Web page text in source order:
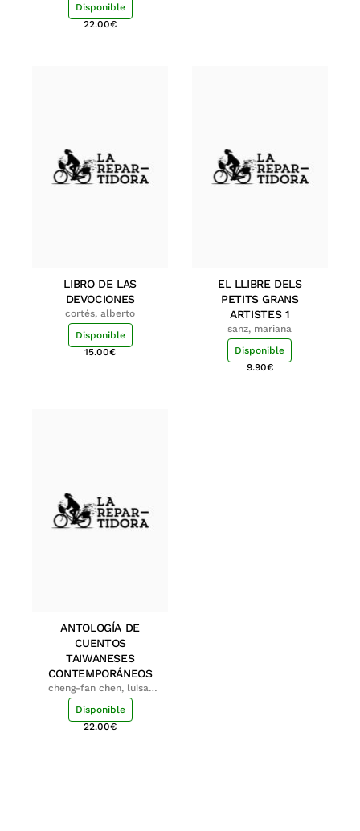
Disponible
22.00€
LIBRO DE LAS
DEVOCIONES
cortés, alberto
Disponible
15.00€
EL LLIBRE DELS
PETITS GRANS
ARTISTES 1
sanz, mariana
Disponible
9.90€
ANTOLOGÍA DE
CUENTOS
TAIWANESES
CONTEMPORÁNEOS
cheng-fan chen, luisa;
shu-ying chang, luisa
Disponible
22.00€